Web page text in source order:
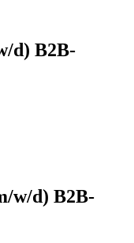
d) B2B-
w/d) B2B-